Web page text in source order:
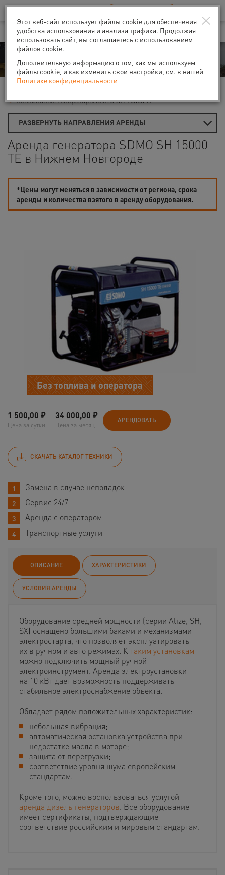
Ваш город:Нижний Новгород
В Вашем регионе нет наших офисов RU EN
Аренда
Бензиновые генераторы SDMO SH 15000 ТЕ
РАЗВЕРНУТЬ НАПРАВЛЕНИЯ АРЕНДЫ
Аренда генератора SDMO SH 15000
TE в Нижнем Новгороде
*Цены могут меняться в зависимости от региона, срока
аренды и количества взятого в аренду оборудования.
Без топлива и оператора
1 500,00 ₽
Цена за сутки
34 000,00 ₽
Цена за месяц
АРЕНДОВАТЬ
СКАЧАТЬ КАТАЛОГ ТЕХНИКИ
Замена в случае неполадок
Сервис 24/7
Аренда с оператором
Транспортные услуги
ОПИСАНИЕ ХАРАКТЕРИСТИКИ
УСЛОВИЯ АРЕНДЫ
Оборудование средней мощности (серии Alize, SH,
SX) оснащено большими баками и механизмами
электростарта, что позволяет эксплуатировать
их в ручном и авто режимах. К таким установкам
можно подключить мощный ручной
электроинструмент. Аренда электроустановки
на 10 кВт дает возможность поддерживать
стабильное электроснабжение объекта.
Обладает рядом положительных характеристик:
небольшая вибрация;
автоматическая остановка устройства при
недостатке масла в моторе;
защита от перегрузки;
соответствие уровня шума европейским
стандартам.
Кроме того, можно воспользоваться услугой
аренда дизель генераторов. Все оборудование
имеет сертификаты, подтверждающие
соответствие российским и мировым стандартам.
×
Этот веб-сайт использует файлы cookie для обеспечения
удобства использования и анализа трафика. Продолжая
использовать сайт, вы соглашаетесь с использованием
файлов cookie.
Дополнительную информацию о том, как мы используем
файлы cookie, и как изменить свои настройки, см. в нашей
Политике конфиденциальности